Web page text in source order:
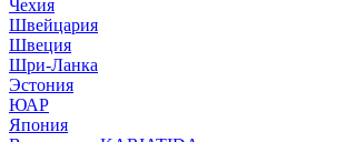
Чехия
Швейцария
Швеция
Шри-Ланка
Эстония
ЮАР
Япония